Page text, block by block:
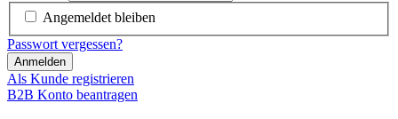
Angemeldet bleiben
Passwort vergessen?
Anmelden
Als Kunde registrieren
B2B Konto beantragen